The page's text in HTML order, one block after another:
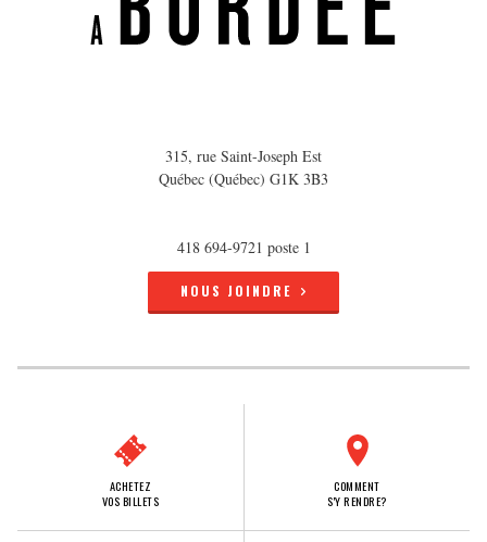
315, rue Saint-Joseph Est
Québec (Québec) G1K 3B3
418 694-9721 poste 1
NOUS JOINDRE
ACHETEZ
VOS BILLETS
COMMENT
S'Y RENDRE?